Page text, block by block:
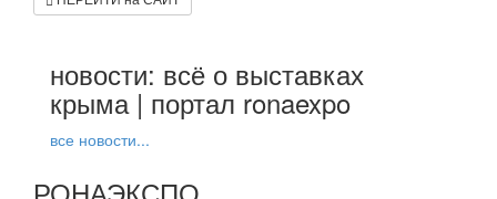
новости: всё о выставках
крыма | портал ronaexpo
все новости...